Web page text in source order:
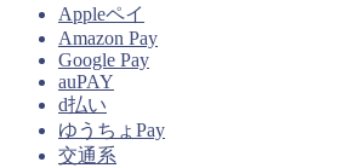
Appleペイ
Amazon Pay
Google Pay
auPAY
d払い
ゆうちょPay
交通系